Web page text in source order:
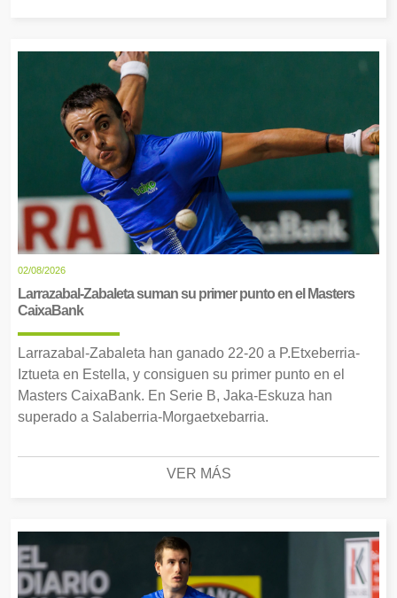
02/08/2026
Larrazabal-Zabaleta suman su primer punto en el Masters
CaixaBank
Larrazabal-Zabaleta han ganado 22-20 a P.Etxeberria-
Iztueta en Estella, y consiguen su primer punto en el
Masters CaixaBank. En Serie B, Jaka-Eskuza han
superado a Salaberria-Morgaetxebarria.
VER MÁS